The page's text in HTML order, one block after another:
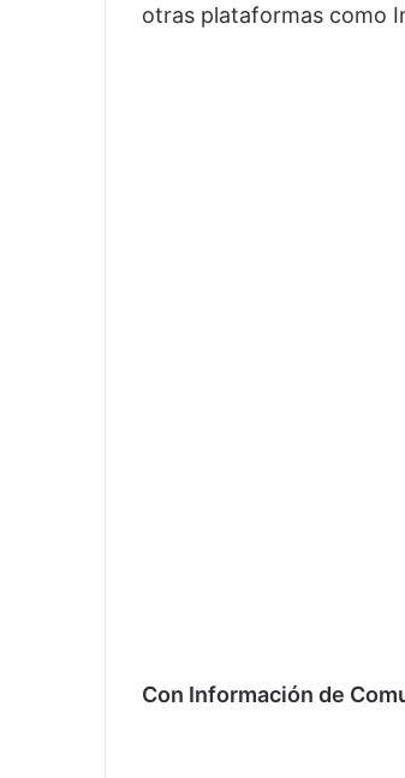
otras plataformas como
Con Información de